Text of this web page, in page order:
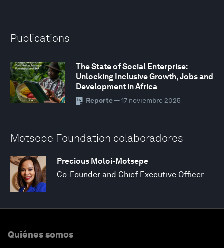
Publications
The State of Social Enterprise:
Unlocking Inclusive Growth, Jobs and
Development in Africa
Reporte— 17 noviembre 2025
Motsepe Foundation colaboradores
Precious Moloi-Motsepe
Co-Founder and Chief Executive Officer
Quiénes somos